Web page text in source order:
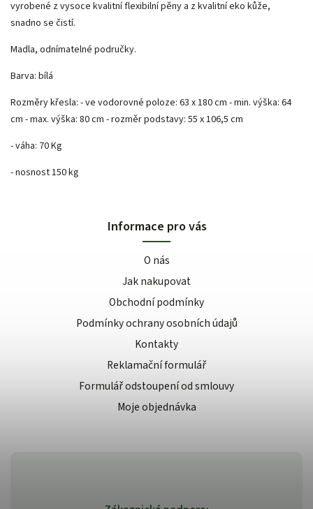
vyrobené z vysoce kvalitní flexibilní pěny a z kvalitní eko kůže,
snadno se čistí.
Madla, odnímatelné područky.
Barva: bílá
Rozměry křesla: - ve vodorovné poloze: 63 x 180 cm - min. výška: 64
cm - max. výška: 80 cm - rozměr podstavy: 55 x 106,5 cm
- váha: 70 Kg
- nosnost 150 kg
Informace pro vás
O nás
Jak nakupovat
Obchodní podmínky
Podmínky ochrany osobních údajů
Kontakty
Reklamační formulář
Formulář odstoupení od smlouvy
Moje objednávka